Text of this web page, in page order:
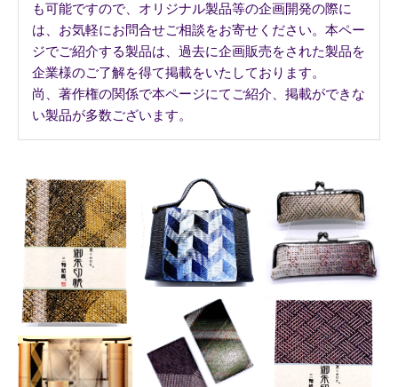
も可能ですので、オリジナル製品等の企画開発の際に
は、お気軽にお問合せご相談をお寄せください。本ペー
ジでご紹介する製品は、過去に企画販売をされた製品を
企業様のご了解を得て掲載をいたしております。
尚、著作権の関係で本ページにてご紹介、掲載ができな
い製品が多数ございます。